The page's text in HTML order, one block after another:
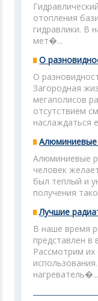
отопления
гидравлики. В
мет�...
О
О
Загородная
мегаполисов
отсутствием
наслаждаться
Алюминиевые
человек
был теплый и
получения
Лучшие
В наше время
представлен в
Рассмотрим
нагреватель�...